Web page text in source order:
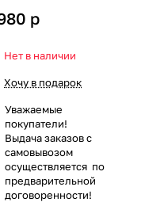
p
Нет в наличии
Хочу в подарок
Уважаемые
покупатели!
Выдача заказов с
самовывозом
осуществляется по
предварительной
договоренности!